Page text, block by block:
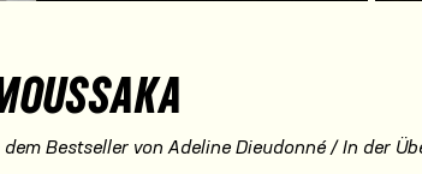
Bestseller von Adeline Dieudonné / In der